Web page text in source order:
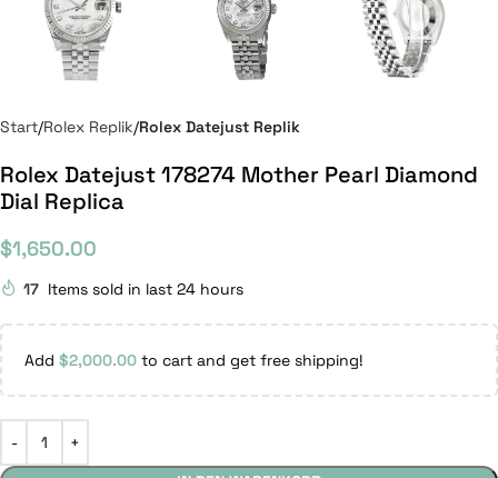
Start Rolex Replik Rolex Datejust Replik
Rolex Datejust 178274 Mother Pearl Diamond
Dial Replica
$1,650.00
17 Items sold in last 24 hours
Add $2,000.00 to cart and get free shipping!